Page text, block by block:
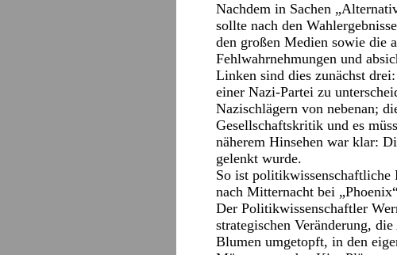
Nachdem in Sachen
sollte nach den
den großen Medien sowie die
Fehlwahrnehmungen und
Linken sind dies zunächst
einer Nazi-Partei zu
Nazischlägern von nebenan;
Gesellschaftskritik und es
näherem Hinsehen war klar:
gelenkt wurde.
So ist politikwissenschaftliche
nach Mitternacht bei
Der Politikwissenschaftler
strategischen Veränderung,
Blumen umgetopft, in den